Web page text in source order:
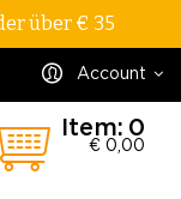
über € 35
Account
Item: 0
€ 0,00